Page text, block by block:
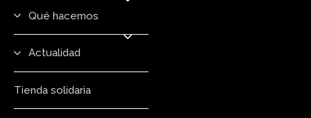
Qué hacemos
Actualidad
Tienda solidaria